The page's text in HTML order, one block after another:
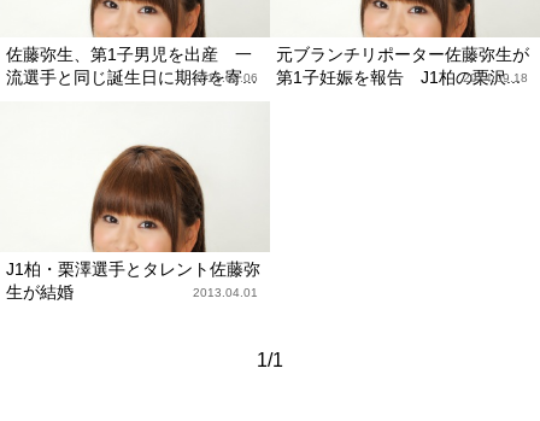
佐藤弥生、第1子男児を出産 一
流選手と同じ誕生日に期待を寄...
2015.02.06
元ブランチリポーター佐藤弥生が
第1子妊娠を報告 J1柏の栗沢...
2014.09.18
J1柏・栗澤選手とタレント佐藤弥
生が結婚
2013.04.01
1/1